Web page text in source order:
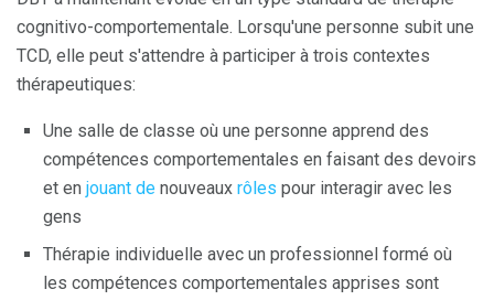
cognitivo-comportementale. Lorsqu'une personne subit une
TCD, elle peut s'attendre à participer à trois contextes
thérapeutiques:
Une salle de classe où une personne apprend des
compétences comportementales en faisant des devoirs
et en jouant de nouveaux rôles pour interagir avec les
gens
Thérapie individuelle avec un professionnel formé où
les compétences comportementales apprises sont